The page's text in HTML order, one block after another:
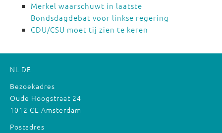
Merkel waarschuwt in laatste
Bondsdagdebat voor linkse regering
CDU/CSU moet tij zien te keren
NL DE
Bezoekadres
Oude Hoogstraat 24
1012 CE Amsterdam
Postadres